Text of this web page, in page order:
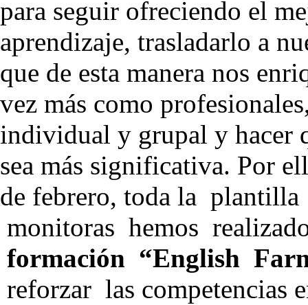
para seguir ofreciendo el
aprendizaje, trasladarlo a
que de esta manera nos
vez más como
individual y grupal y hacer
sea más significativa. Por
de febrero, toda la
monitoras hemos
formación “English
reforzar las competencias